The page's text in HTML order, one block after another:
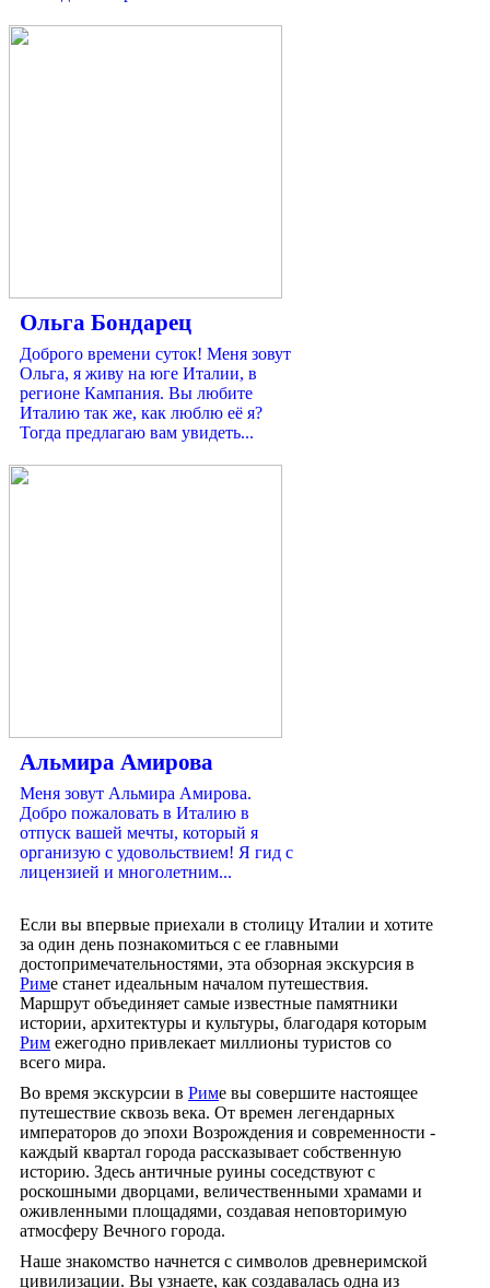
Если вы впервые приехали в столицу Италии и хотите
за один день познакомиться с ее главными
достопримечательностями, эта обзорная экскурсия в
Риме станет идеальным началом путешествия.
Маршрут объединяет самые известные памятники
истории, архитектуры и культуры, благодаря которым
Рим ежегодно привлекает миллионы туристов со
всего мира.
Во время экскурсии в Риме вы совершите настоящее
путешествие сквозь века. От времен легендарных
императоров до эпохи Возрождения и современности -
каждый квартал города рассказывает собственную
историю. Здесь античные руины соседствуют с
роскошными дворцами, величественными храмами и
оживленными площадями, создавая неповторимую
атмосферу Вечного города.
Наше знакомство начнется с символов древнеримской
цивилизации. Вы узнаете, как создавалась одна из
Ольга Бондарец
Доброго времени суток! Меня зовут
Ольга, я живу на юге Италии, в
регионе Кампания. Вы любите
Италию так же, как люблю её я?
Тогда предлагаю вам увидеть...
Альмира Амирова
Меня зовут Альмира Амирова.
Добро пожаловать в Италию в
отпуск вашей мечты, который я
организую с удовольствием! Я гид с
лицензией и многолетним...